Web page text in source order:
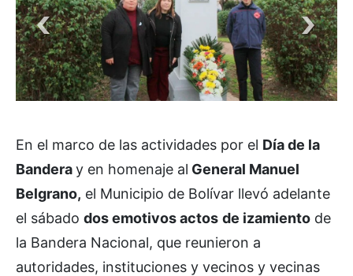
En el marco de las actividades por el Día de la
Banderay en homenaje al General Manuel
Belgrano, el Municipio de Bolívar llevó adelante
el sábado dos emotivos actos de izamiento de
la Bandera Nacional, que reunieron a
autoridades, instituciones y vecinos y vecinas